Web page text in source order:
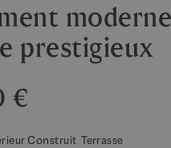
prestigieux
€
Construit Terrasse